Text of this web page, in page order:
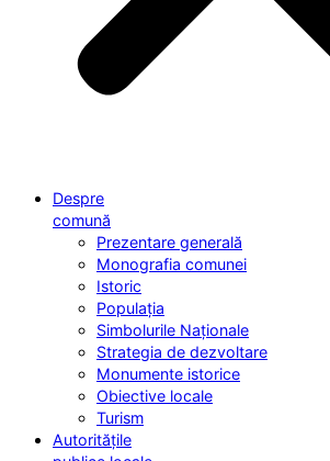
Despre
comună
Prezentare generală
Monografia comunei
Istoric
Populația
Simbolurile Naționale
Strategia de dezvoltare
Monumente istorice
Obiective locale
Turism
Autoritățile